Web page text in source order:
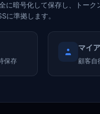
に暗号化して保存し、トーク
に準拠します。
保存
マイ
顧客自